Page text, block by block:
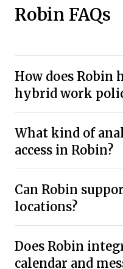
Robin FAQs
How does Robin
hybrid work
What kind of
access in Robin?
Can Robin
locations?
Does Robin
calendar and